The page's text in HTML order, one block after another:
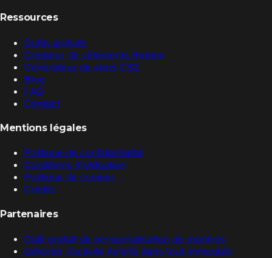
Ressources
Outils gratuits
Créateur de vêtements Roblox
Générateur de skins CS2
Blog
FAQ
Contact
Mentions légales
Politique de confidentialité
Conditions d'utilisation
Politique de cookies
Crédits
Partenaires
Outil gratuit de personnalisation de montres
Détecter l'activité Airbnb dans tout immeuble